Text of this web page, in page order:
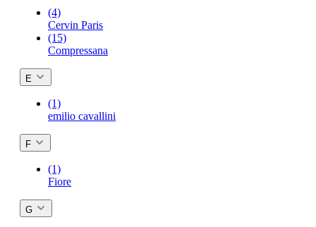
(4)
Cervin Paris
(15)
Compressana
E
(1)
emilio cavallini
F
(1)
Fiore
G